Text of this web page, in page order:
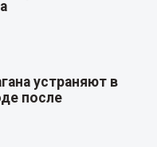
устраняют в
после